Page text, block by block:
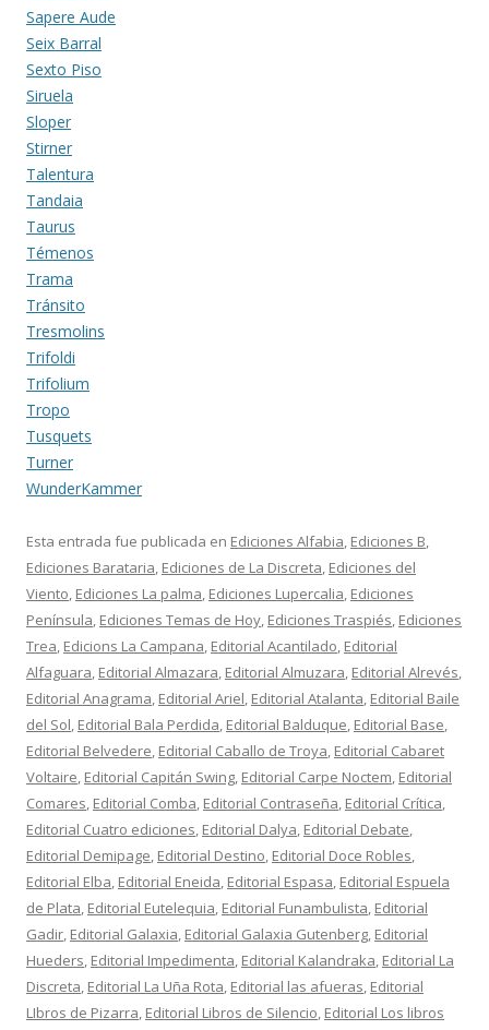
Sapere Aude
Seix Barral
Sexto Piso
Siruela
Sloper
Stirner
Talentura
Tandaia
Taurus
Témenos
Trama
Tránsito
Tresmolins
Trifoldi
Trifolium
Tropo
Tusquets
Turner
WunderKammer
Esta entrada fue publicada en Ediciones Alfabia, Ediciones B,
Ediciones Barataria, Ediciones de La Discreta, Ediciones del
Viento, Ediciones La palma, Ediciones Lupercalia, Ediciones
Península, Ediciones Temas de Hoy, Ediciones Traspiés, Ediciones
Trea, Edicions La Campana, Editorial Acantilado, Editorial
Alfaguara, Editorial Almazara, Editorial Almuzara, Editorial Alrevés,
Editorial Anagrama, Editorial Ariel, Editorial Atalanta, Editorial Baile
del Sol, Editorial Bala Perdida, Editorial Balduque, Editorial Base,
Editorial Belvedere, Editorial Caballo de Troya, Editorial Cabaret
Voltaire, Editorial Capitán Swing, Editorial Carpe Noctem, Editorial
Comares, Editorial Comba, Editorial Contraseña, Editorial Crítica,
Editorial Cuatro ediciones, Editorial Dalya, Editorial Debate,
Editorial Demipage, Editorial Destino, Editorial Doce Robles,
Editorial Elba, Editorial Eneida, Editorial Espasa, Editorial Espuela
de Plata, Editorial Eutelequia, Editorial Funambulista, Editorial
Gadir, Editorial Galaxia, Editorial Galaxia Gutenberg, Editorial
Hueders, Editorial Impedimenta, Editorial Kalandraka, Editorial La
Discreta, Editorial La Uña Rota, Editorial las afueras, Editorial
LIbros de Pizarra, Editorial Libros de Silencio, Editorial Los libros